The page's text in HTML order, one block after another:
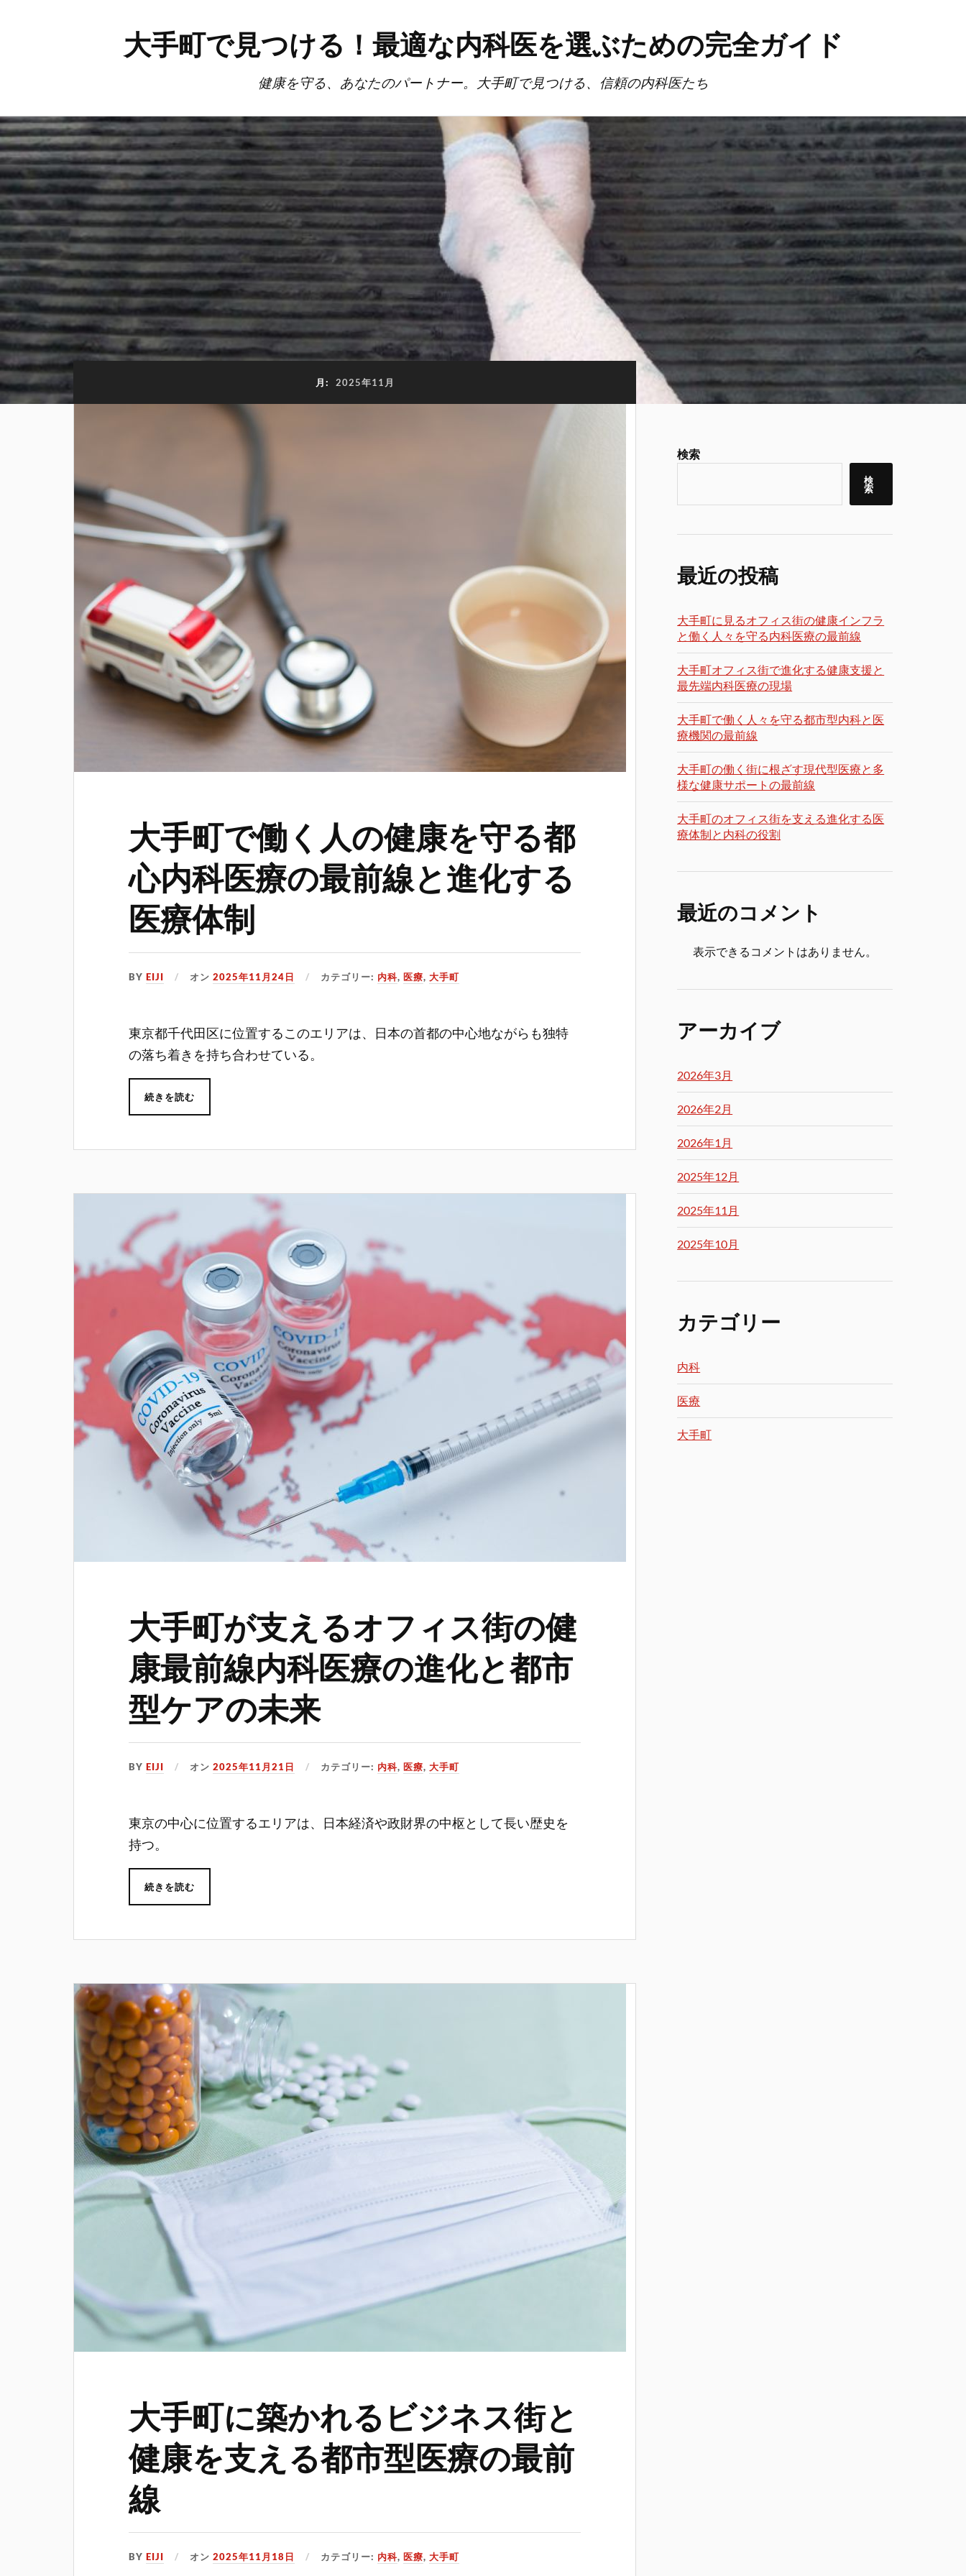
大手町で見つける！最適な内科医を選ぶための完全ガイド
健康を守る、あなたのパートナー。大手町で見つける、信頼の内科医たち
月: 2025年11月
大手町で働く人の健康を守る都
心内科医療の最前線と進化する
医療体制
BYEIJI オン2025年11月24日 カテゴリー: 内科, 医療,大手町
東京都千代田区に位置するこのエリアは、日本の首都の中心地ながらも独特
の落ち着きを持ち合わせている。
続きを読む
大手町が支えるオフィス街の健
康最前線内科医療の進化と都市
型ケアの未来
BYEIJI オン2025年11月21日 カテゴリー: 内科, 医療,大手町
東京の中心に位置するエリアは、日本経済や政財界の中枢として長い歴史を
持つ。
続きを読む
大手町に築かれるビジネス街と
健康を支える都市型医療の最前
線
BYEIJI オン2025年11月18日 カテゴリー: 内科,医療,大手町
検索
検
索
最近の投稿
大手町に見るオフィス街の健康インフラ
と働く人々を守る内科医療の最前線
大手町オフィス街で進化する健康支援と
最先端内科医療の現場
大手町で働く人々を守る都市型内科と医
療機関の最前線
大手町の働く街に根ざす現代型医療と多
様な健康サポートの最前線
大手町のオフィス街を支える進化する医
療体制と内科の役割
最近のコメント
表示できるコメントはありません。
アーカイブ
2026年3月
2026年2月
2026年1月
2025年12月
2025年11月
2025年10月
カテゴリー
内科
医療
大手町